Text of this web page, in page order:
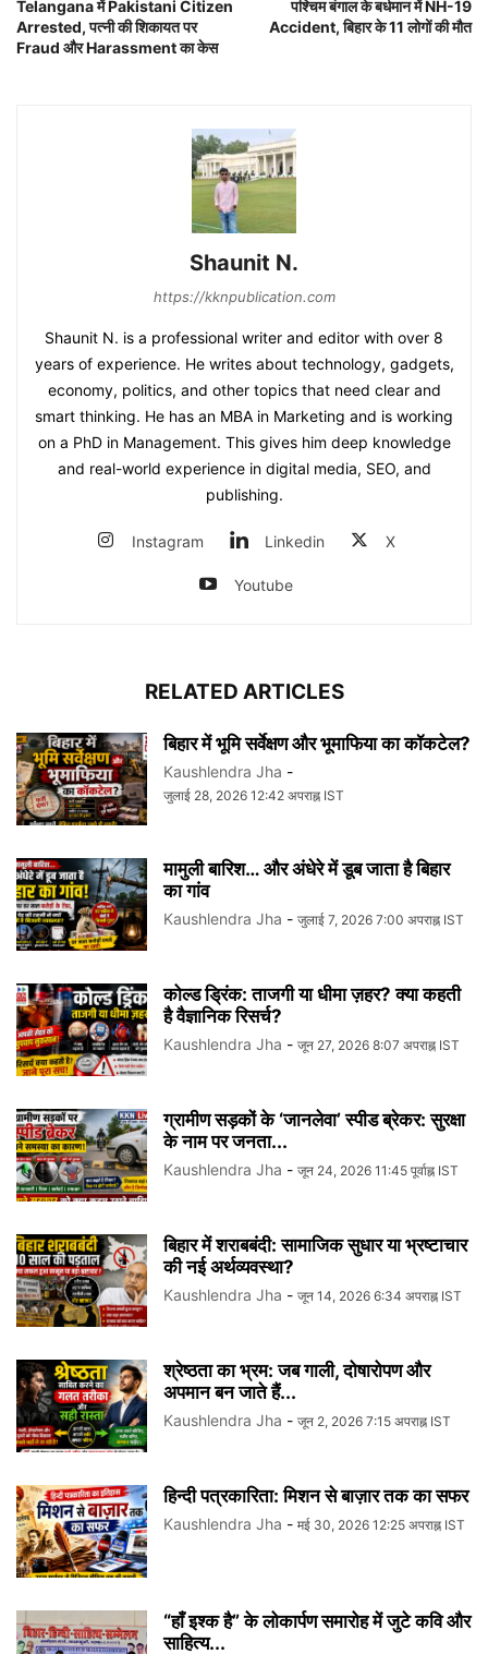
Telangana में Pakistani Citizen
Arrested, पत्नी की शिकायत पर
Fraud और Harassment का केस
पश्चिम बंगाल के बर्धमान में NH-19
Accident, बिहार के 11 लोगों की मौत
Shaunit N.
https://kknpublication.com
Shaunit N. is a professional writer and editor with over 8
years of experience. He writes about technology, gadgets,
economy, politics, and other topics that need clear and
smart thinking. He has an MBA in Marketing and is working
on a PhD in Management. This gives him deep knowledge
and real-world experience in digital media, SEO, and
publishing.
Instagram Linkedin X
Youtube
RELATED ARTICLES
बिहार में भूमि सर्वेक्षण और भूमाफिया का कॉकटेल?
Kaushlendra Jha -
जुलाई 28, 2026 12:42 अपराह्न IST
मामुली बारिश… और अंधेरे में डूब जाता है बिहार
का गांव
Kaushlendra Jha - जुलाई 7, 2026 7:00 अपराह्न IST
कोल्ड ड्रिंक: ताजगी या धीमा ज़हर? क्या कहती
है वैज्ञानिक रिसर्च?
Kaushlendra Jha - जून 27, 2026 8:07 अपराह्न IST
ग्रामीण सड़कों के ‘जानलेवा’ स्पीड ब्रेकर: सुरक्षा
के नाम पर जनता...
Kaushlendra Jha - जून 24, 2026 11:45 पूर्वाह्न IST
बिहार में शराबबंदी: सामाजिक सुधार या भ्रष्टाचार
की नई अर्थव्यवस्था?
Kaushlendra Jha - जून 14, 2026 6:34 अपराह्न IST
श्रेष्ठता का भ्रम: जब गाली, दोषारोपण और
अपमान बन जाते हैं...
Kaushlendra Jha - जून 2, 2026 7:15 अपराह्न IST
हिन्दी पत्रकारिता: मिशन से बाज़ार तक का सफर
Kaushlendra Jha - मई 30, 2026 12:25 अपराह्न IST
“हाँ इश्क है” के लोकार्पण समारोह में जुटे कवि और
साहित्य...